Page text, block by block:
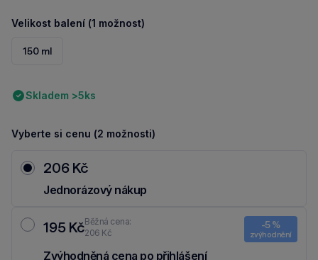
Velikost balení (1 možnost)
150 ml
Skladem >5ks
Vyberte si cenu (2 možnosti)
206 Kč
Jednorázový nákup
195 KčBěžná cena:
206 Kč
-5 %
zvýhodnění
Zvýhodněná cena po přihlášení